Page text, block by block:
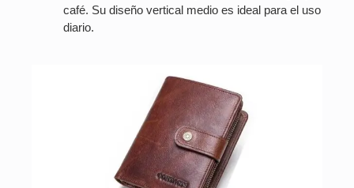
café. Su diseño vertical medio es ideal para el uso
diario.